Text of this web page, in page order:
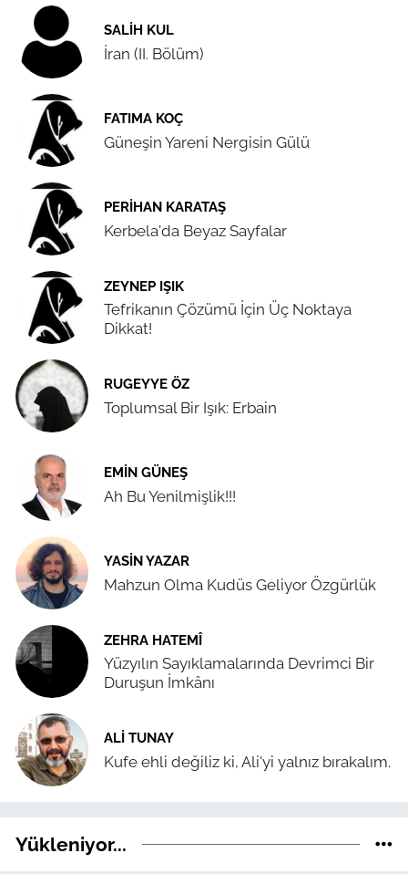
SALIH KUL
İran (II. Bölüm)
FATIMA KOÇ
Güneşin Yareni Nergisin Gülü
PERIHAN KARATAŞ
Kerbela'da Beyaz Sayfalar
ZEYNEP IŞIK
Tefrikanın Çözümü İçin Üç Noktaya
Dikkat!
RUGEYYE ÖZ
Toplumsal Bir Işık: Erbain
EMIN GÜNEŞ
Ah Bu Yenilmişlik!!!
YASIN YAZAR
Mahzun Olma Kudüs Geliyor Özgürlük
ZEHRA HATEMÎ
Yüzyılın Sayıklamalarında Devrimci Bir
Duruşun İmkânı
ALI TUNAY
Kufe ehli değiliz ki, Ali'yi yalnız bırakalım.
Yükleniyor...